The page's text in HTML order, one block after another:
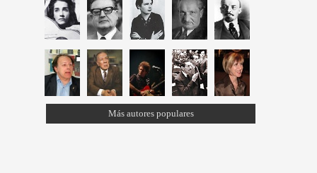
Más autores populares